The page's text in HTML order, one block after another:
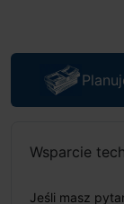
Wsparcie
Jeśli masz